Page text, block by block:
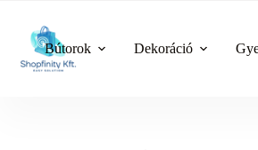
content
Bútorok Dekoráció